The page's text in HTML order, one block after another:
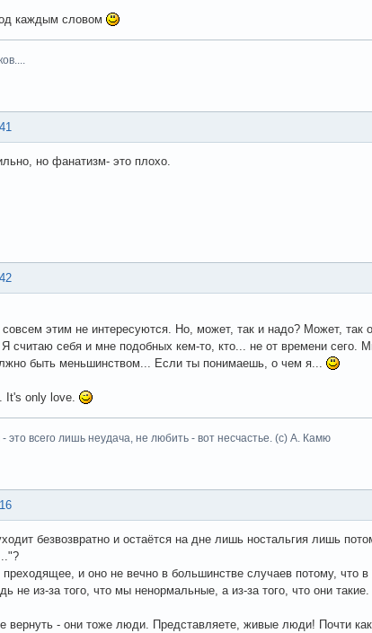
каждым словом
но фанатизм- это плохо.
этим не интересуются. Но, может, так и надо? Может, так
считаю себя и мне подобных кем-то, кто... не от времени сего.
быть меньшинством... Если ты понимаешь, о чем я...
It's only love.
всего лишь неудача, не любить - вот несчастье. (с) А. Камю
безвозвратно и остаётся на дне лишь ностальгия лишь
и оно не вечно в большинстве случаев потому, что
не из-за того, что мы ненормальные, а из-за того, что они
вернуть - они тоже люди. Представляете, живые люди! Почти